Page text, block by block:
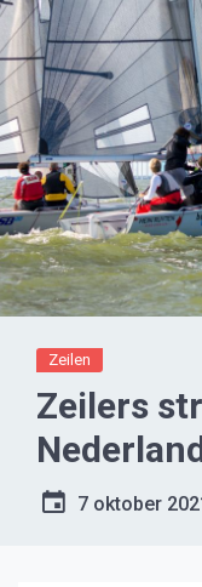
Zeilen
Zeilers
7 oktober